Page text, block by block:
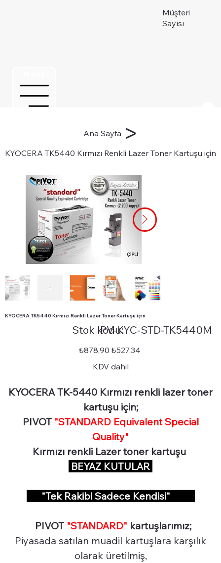
Müşteri
Sayısı
Ana Sayfa >
KYOCERA TK5440 Kırmızı Renkli Lazer Toner Kartuşu için
KYOCERA TK5440 Kırmızı Renkli Lazer Toner Kartuşu için
Stok kodu:
kodu:
STD-
TK5440M
PV-KYC-STD-TK5440M
Orijinal
fiyat
₺878,90 İndirimli
fiyat
₺527,34
KDV dahil
KYOCERA TK-5440 Kırmızı renkli lazer toner
kartuşu için;
PIVOT "STANDARD Equivalent Special
Quality"
Kırmızı renkli Lazer toner kartuşu
BEYAZ KUTULAR
"Tek Rakibi Sadece Kendisi"
PIVOT "STANDARD" kartuşlarımız;
Piyasada satılan muadil kartuşlara karşılık
olarak üretilmiş,